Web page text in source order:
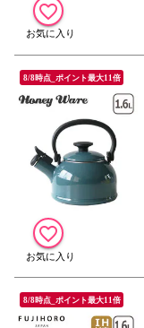
8/8時点_ポイント最大11倍
8/8時点_ポイント最大11倍